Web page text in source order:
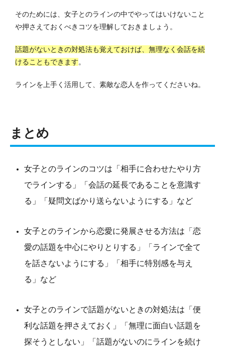
そのためには、女子とのラインの中でやってはいけないこと
や押さえておくべきコツを理解しておきましょう。
話題がないときの対処法も覚えておけば、無理なく会話を続
けることもできます。
ラインを上手く活用して、素敵な恋人を作ってくださいね。
まとめ
女子とのラインのコツは「相手に合わせたやり方
でラインする」「会話の延長であることを意識す
る」「疑問文ばかり送らないようにする」など
女子とのラインから恋愛に発展させる方法は「恋
愛の話題を中心にやりとりする」「ラインで全て
を話さないようにする」「相手に特別感を与え
る」など
女子とのラインで話題がないときの対処法は「便
利な話題を押さえておく」「無理に面白い話題を
探そうとしない」「話題がないのにラインを続け